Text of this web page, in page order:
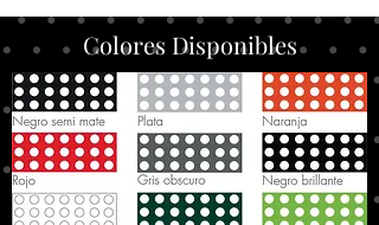
Colores Disponibles